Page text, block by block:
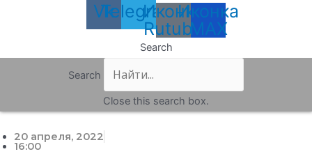
Vk
Telegram
Иконка
Rutube
Иконка
MAX
Search
Search
Close this search box.
20 апреля, 2022
16:00